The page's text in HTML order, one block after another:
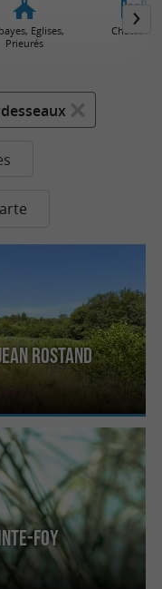
Eglises,
Prieurés
Châteaux
Rostand
Foy